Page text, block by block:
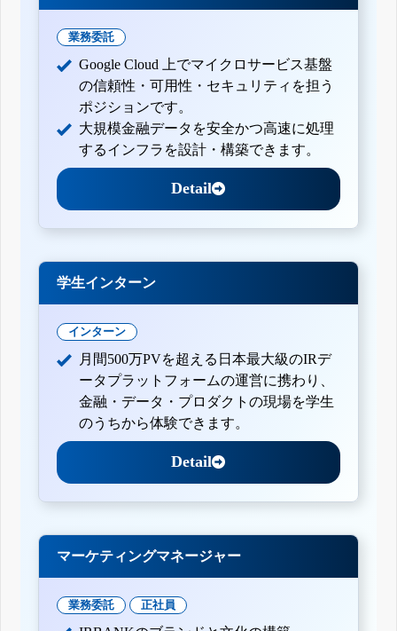
業務委託
Google Cloud 上でマイクロサービス基盤
の信頼性・可用性・セキュリティを担う
ポジションです。
大規模金融データを安全かつ高速に処理
するインフラを設計・構築できます。
Detail
学生インターン
インターン
月間500万PVを超える日本最大級のIRデ
ータプラットフォームの運営に携わり、
金融・データ・プロダクトの現場を学生
のうちから体験できます。
Detail
マーケティングマネージャー
業務委託 正社員